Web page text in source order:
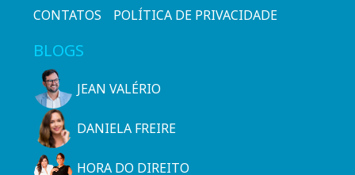
CONTATOS POLÍTICA DE PRIVACIDADE
BLOGS
JEAN VALÉRIO
DANIELA FREIRE
HORA DO DIREITO